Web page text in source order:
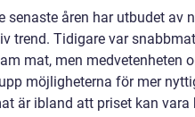
senaste åren har utbudet
trend. Tidigare var
mat, men medvetenheten
möjligheterna för mer
är ibland att priset kan